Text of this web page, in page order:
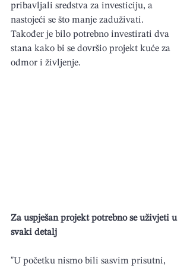
pribavljali sredstva za investiciju, a
nastojeći se što manje zaduživati.
Također je bilo potrebno investirati dva
stana kako bi se dovršio projekt kuće za
odmor i življenje.
Za uspješan projekt potrebno se uživjeti u
svaki detalj
"U početku nismo bili sasvim prisutni,